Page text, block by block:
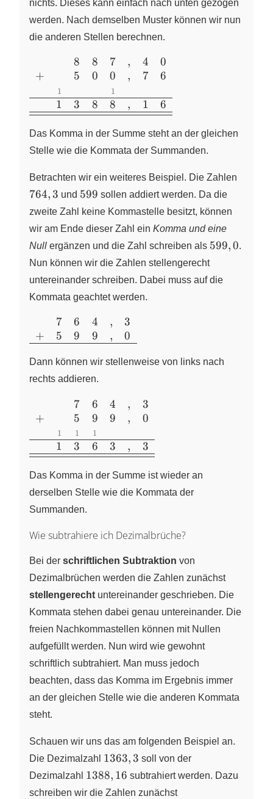
nichts. Dieses kann einfach nach unten gezogen
werden. Nach demselben Muster können wir nun
die anderen Stellen berechnen.
\begin{array}{cccccccc}
&&8&8&7&,&4&0\\
+&&5&0&0&,&7&6\\
&\color{grey}
{\scriptsize{1}}&&&\color{grey}
{\scriptsize{1}}&&&\\ \hline
&1&3&8&8&,&1&6\\ \hline
+
1
1
8
5
3
8
0
8
7
0
1
8
,
,
,
4
7
1
0
6
6
Das Komma in der Summe steht an der gleichen
Stelle wie die Kommata der Summanden.
Betrachten wir ein weiteres Beispiel. Die Zahlen
764,3 und 599
599 sollen addiert werden. Da die
zweite Zahl keine Kommastelle besitzt, können
wir am Ende dieser Zahl ein Komma und eine
Null ergänzen und die Zahl schreiben als 599,0
599,0.
Nun können wir die Zahlen stellengerecht
untereinander schreiben. Dabei muss auf die
Kommata geachtet werden.
\begin{array}
{cccccc}
+&5&9&9&,&0\\
\hline
+
7
5
6
9
4
9
,
,
3
0
Dann können wir stellenweise von links nach
rechts addieren.
\begin{array}{ccccccc}
&&7&6&4&,&3\\
+&&5&9&9&,&0\\
&\color{grey}
{\scriptsize{1}}&\color{grey}
{\scriptsize{1}}&\color{grey}
{\scriptsize{1}}&&&\\ \hline
&1&3&6&3&,&3\\ \hline
\hline \end{array}
+
1
1
7
5
1
3
6
9
1
6
4
9
3
,
,
,
3
0
3
Das Komma in der Summe ist wieder an
derselben Stelle wie die Kommata der
Summanden.
Wie subtrahiere ich Dezimalbrüche?
Bei der schriftlichen Subtraktion von
Dezimalbrüchen werden die Zahlen zunächst
stellengerecht untereinander geschrieben. Die
Kommata stehen dabei genau untereinander. Die
freien Nachkommastellen können mit Nullen
aufgefüllt werden. Nun wird wie gewohnt
schriftlich subtrahiert. Man muss jedoch
beachten, dass das Komma im Ergebnis immer
an der gleichen Stelle wie die anderen Kommata
steht.
Schauen wir uns das am folgenden Beispiel an.
Die Dezimalzahl 1363,3
1363,3 soll von der
Dezimalzahl 1388,16
1388, 16 subtrahiert werden. Dazu
schreiben wir die Zahlen zunächst